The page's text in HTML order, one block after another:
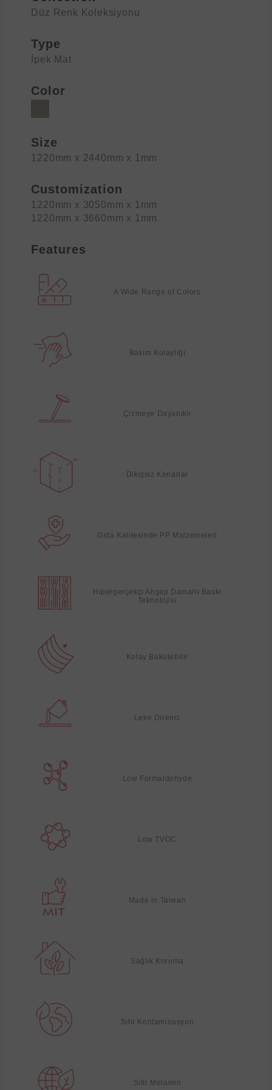
Düz Renk Koleksiyonu
Type
İpek Mat
Color
Size
1220mm x 2440mm x 1mm
Customization
1220mm x 3050mm x 1mm
1220mm x 3660mm x 1mm
Features
A Wide Range of Colors
Bakım Kolaylığı
Çizmeye Dayanıklı
Dikişsiz Kenarlar
Gıda Kalitesinde PP Malzemeleri
Hipergerçekçi Ahşap Damarlı Baskı
Teknolojisi
Kolay Bükülebilir
Leke Direnci
Low Formaldehyde
Low TVOC
Made in Taiwan
Sağlık Koruma
Sıfır Kontaminasyon
Sıfır Melamin